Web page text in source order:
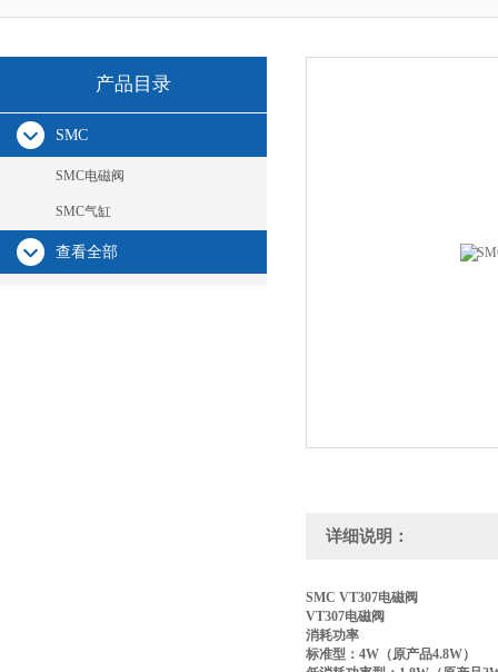
产品目录
SMC
SMC电磁阀
SMC气缸
查看全部
详细说明：
SMC VT307电磁阀
VT307电磁阀
消耗功率
标准型：4W（原产品4.8W）